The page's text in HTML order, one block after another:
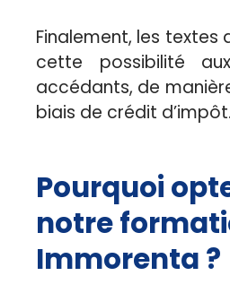
Finalement, les
cette possibilité
accédants, de
biais de crédit d’impôt.
Pourquoi
notre
Immorenta ?